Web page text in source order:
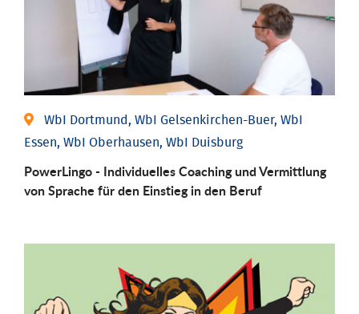
WbI Dortmund, WbI Gelsenkirchen-Buer, WbI
Essen, WbI Oberhausen, WbI Duisburg
PowerLingo - Individuelles Coaching und Vermittlung
von Sprache für den Einstieg in den Beruf